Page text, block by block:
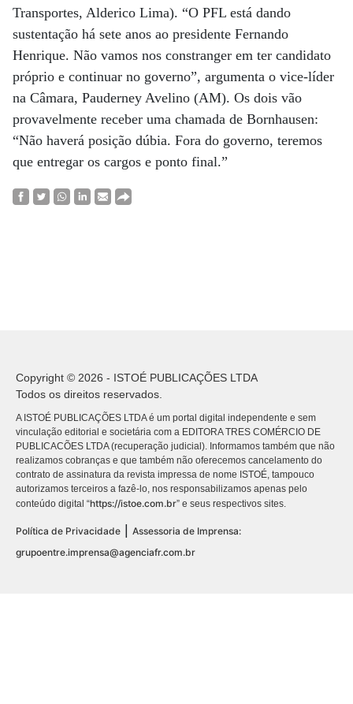
Transportes, Alderico Lima). “O PFL está dando
sustentação há sete anos ao presidente Fernando
Henrique. Não vamos nos constranger em ter candidato
próprio e continuar no governo”, argumenta o vice-líder
na Câmara, Pauderney Avelino (AM). Os dois vão
provavelmente receber uma chamada de Bornhausen:
“Não haverá posição dúbia. Fora do governo, teremos
que entregar os cargos e ponto final.”
Copyright © 2026 - ISTOÉ PUBLICAÇÕES LTDA
Todos os direitos reservados.
A ISTOÉ PUBLICAÇÕES LTDA é um portal digital independente e sem
vinculação editorial e societária com a EDITORA TRES COMÉRCIO DE
PUBLICACÕES LTDA (recuperação judicial). Informamos também que não
realizamos cobranças e que também não oferecemos cancelamento do
contrato de assinatura da revista impressa de nome ISTOÉ, tampouco
autorizamos terceiros a fazê-lo, nos responsabilizamos apenas pelo
conteúdo digital “https://istoe.com.br” e seus respectivos sites.
Política de Privacidade
Assessoria de Imprensa:
grupoentre.imprensa@agenciafr.com.br